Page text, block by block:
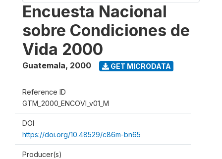
Encuesta Nacional
sobre Condiciones de
Vida 2000
Guatemala, 2000 GET MICRODATA
Reference ID
GTM_2000_ENCOVI_v01_M
DOI
https://doi.org/10.48529/c86m-bn65
Producer(s)